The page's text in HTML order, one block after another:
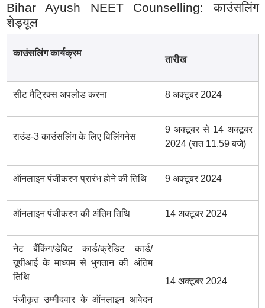
Bihar Ayush NEET Counselling: काउंसलिंग
शेड्यूल
काउंसलिंग कार्यक्रम
तारीख
सीट मैट्रिक्स अपलोड करना 8 अक्टूबर 2024
राउंड-3 काउंसलिंग के लिए विलिंगनेस
9 अक्टूबर से 14 अक्टूबर
2024 (रात 11.59 बजे)
ऑनलाइन पंजीकरण प्रारंभ होने की तिथि 9 अक्टूबर 2024
ऑनलाइन पंजीकरण की अंतिम तिथि 14 अक्टूबर 2024
नेट बैंकिंग/डेबिट कार्ड/क्रेडिट कार्ड/
यूपीआई के माध्यम से भुगतान की अंतिम
तिथि
पंजीकृत उम्मीदवार के ऑनलाइन आवेदन
14 अक्टूबर 2024